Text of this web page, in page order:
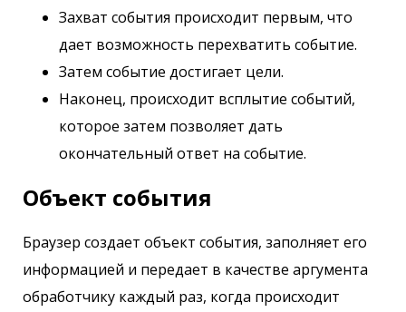
Захват события происходит первым, что
дает возможность перехватить событие.
Затем событие достигает цели.
Наконец, происходит всплытие событий,
которое затем позволяет дать
окончательный ответ на событие.
Объект события
Браузер создает объект события, заполняет его
информацией и передает в качестве аргумента
обработчику каждый раз, когда происходит